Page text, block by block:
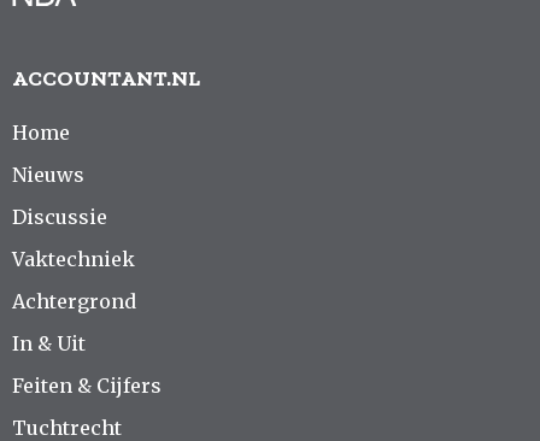
ACCOUNTANT.NL
Home
Nieuws
Discussie
Vaktechniek
Achtergrond
In & Uit
Feiten & Cijfers
Tuchtrecht